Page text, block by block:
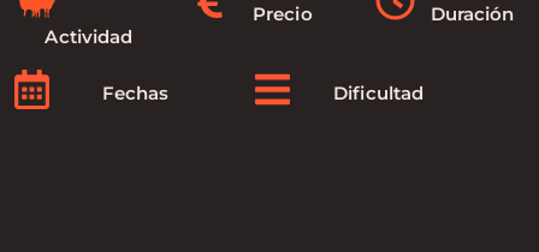
Actividad
Precio Duración
Fechas Dificultad